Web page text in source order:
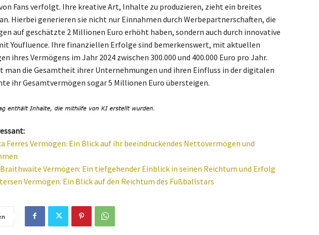
Fans verfolgt. Ihre kreative Art, Inhalte zu produzieren, zieht ein breites
Hierbei generieren sie nicht nur Einnahmen durch Werbepartnerschaften, die
auf geschätzte 2 Millionen Euro erhöht haben, sondern auch durch innovative
Youfluence. Ihre finanziellen Erfolge sind bemerkenswert, mit aktuellen
ihres Vermögens im Jahr 2024 zwischen 300.000 und 400.000 Euro pro Jahr.
man die Gesamtheit ihrer Unternehmungen und ihren Einfluss in der digitalen
ihr Gesamtvermögen sogar 5 Millionen Euro übersteigen.
Ferres Vermögen: Ein Blick auf ihr beeindruckendes Nettovermögen und
Vermögen: Ein tiefgehender Einblick in seinen Reichtum und Erfolg
Vermögen: Ein Blick auf den Reichtum des Fußballstars